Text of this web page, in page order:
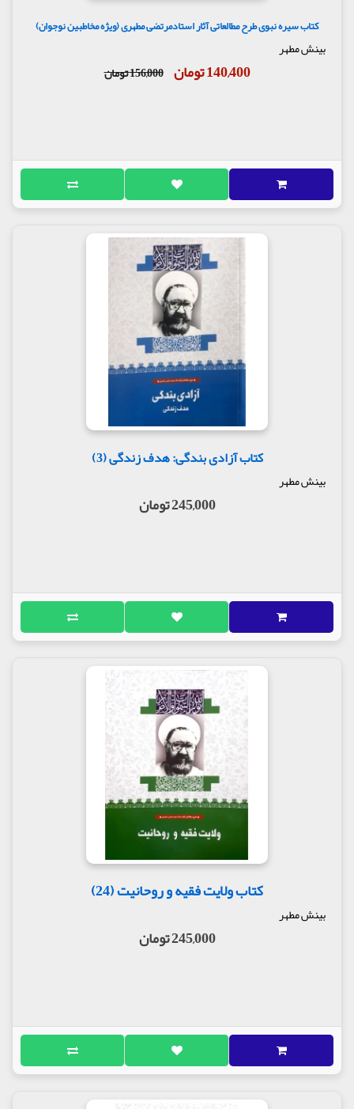
کتاب سیره نبوی طرح مطالعاتی آثار استادمرتضی مطهری (ویژه مخاطبین نوجوان)
بینش مطهر
140,400 تومان 156,000 تومان
کتاب آزادی بندگی: هدف زندگی (3)
بینش مطهر
245,000 تومان
کتاب ولایت فقیه و روحانیت (24)
بینش مطهر
245,000 تومان